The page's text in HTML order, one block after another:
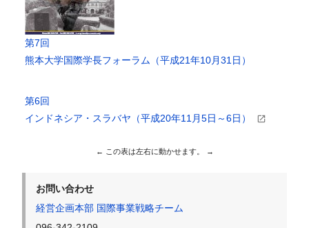
第7回
熊本大学国際学長フォーラム（平成21年10月31日）
第6回
インドネシア・スラバヤ（平成20年11月5日～6日）
お問い合わせ
経営企画本部 国際事業戦略チーム